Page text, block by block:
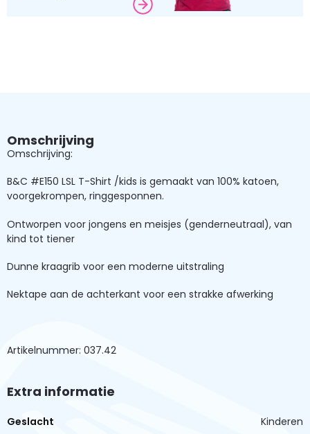
Omschrijving
Omschrijving:
B&C #E150 LSL T-Shirt /kids is gemaakt van 100% katoen,
voorgekrompen, ringgesponnen.
Ontworpen voor jongens en meisjes (genderneutraal), van
kind tot tiener
Dunne kraagrib voor een moderne uitstraling
Nektape aan de achterkant voor een strakke afwerking
Artikelnummer: 037.42
Extra informatie
Geslacht Kinderen